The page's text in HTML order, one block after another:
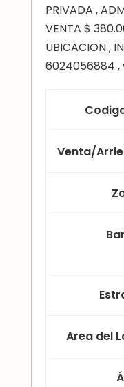
PRIVADA ,
VENTA $
UBICACION ,
6024056884
Venta/
Area del